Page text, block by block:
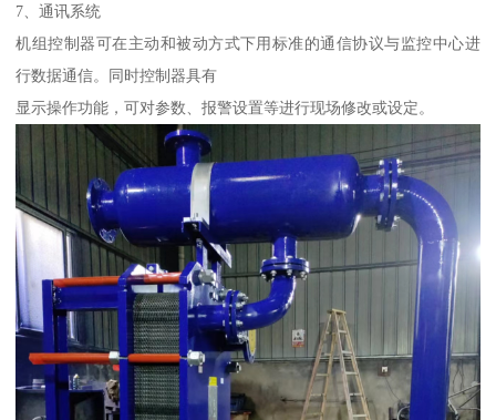
7、通讯系统
机组控制器可在主动和被动方式下用标准的通信协议与监控中心进
行数据通信。同时控制器具有
显示操作功能，可对参数、报警设置等进行现场修改或设定。